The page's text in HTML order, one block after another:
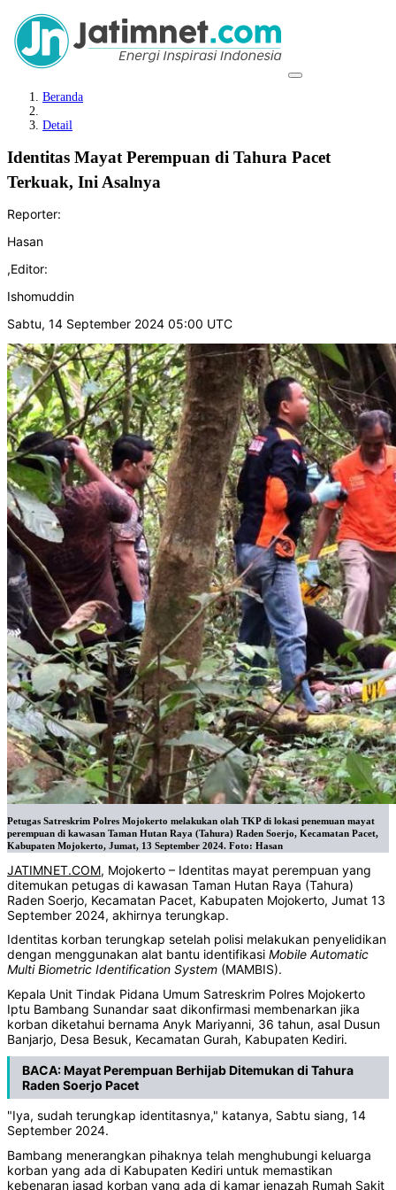
Beranda
Detail
Identitas Mayat Perempuan di Tahura Pacet
Terkuak, Ini Asalnya
Reporter:
Hasan
,Editor:
Ishomuddin
Sabtu, 14 September 2024 05:00 UTC
Petugas Satreskrim Polres Mojokerto melakukan olah TKP di lokasi penemuan mayat
perempuan di kawasan Taman Hutan Raya (Tahura) Raden Soerjo, Kecamatan Pacet,
Kabupaten Mojokerto, Jumat, 13 September 2024. Foto: Hasan
JATIMNET.COM, Mojokerto – Identitas mayat perempuan yang
ditemukan petugas di kawasan Taman Hutan Raya (Tahura)
Raden Soerjo, Kecamatan Pacet, Kabupaten Mojokerto, Jumat 13
September 2024, akhirnya terungkap.
Identitas korban terungkap setelah polisi melakukan penyelidikan
dengan menggunakan alat bantu identifikasi Mobile Automatic
Multi Biometric Identification System (MAMBIS).
Kepala Unit Tindak Pidana Umum Satreskrim Polres Mojokerto
Iptu Bambang Sunandar saat dikonfirmasi membenarkan jika
korban diketahui bernama Anyk Mariyanni, 36 tahun, asal Dusun
Banjarjo, Desa Besuk, Kecamatan Gurah, Kabupaten Kediri.
BACA:Mayat Perempuan Berhijab Ditemukan di Tahura
Raden Soerjo Pacet
"Iya, sudah terungkap identitasnya," katanya, Sabtu siang, 14
September 2024.
Bambang menerangkan pihaknya telah menghubungi keluarga
korban yang ada di Kabupaten Kediri untuk memastikan
kebenaran jasad korban yang ada di kamar jenazah Rumah Sakit